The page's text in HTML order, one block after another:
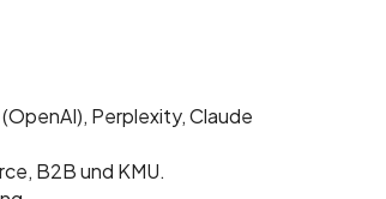
Perplexity, Claude
B2B und KMU.